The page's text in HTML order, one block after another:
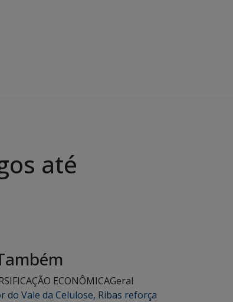
até
ECONÔMICAGeral
do Vale da Celulose, Ribas reforça